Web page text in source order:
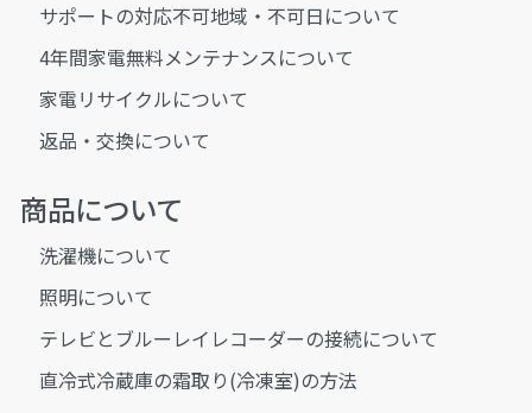
サポートの対応不可地域・不可日について
4年間家電無料メンテナンスについて
家電リサイクルについて
返品・交換について
商品について
洗濯機について
照明について
テレビとブルーレイレコーダーの接続について
直冷式冷蔵庫の霜取り(冷凍室)の方法